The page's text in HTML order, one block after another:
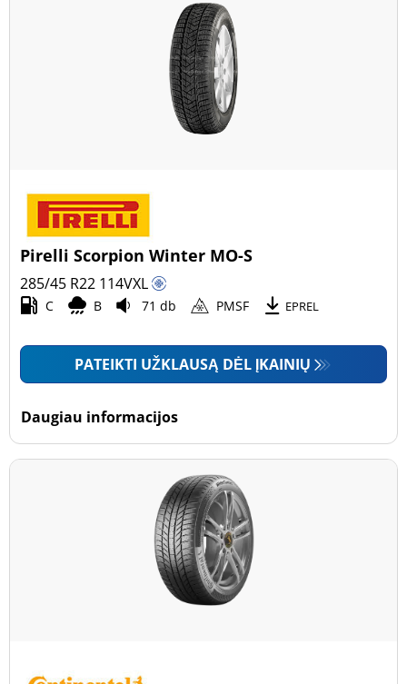
Pirelli Scorpion Winter MO-S
285/45 R22 114VXL
C B 71 db PMSF EPREL
PATEIKTI UŽKLAUSĄ DĖL ĮKAINIŲ
Daugiau informacijos